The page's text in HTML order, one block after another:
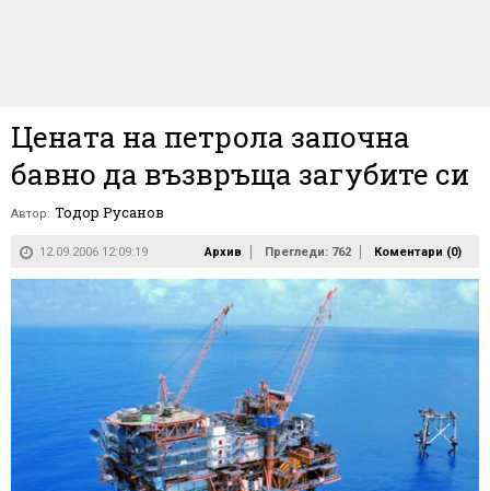
Цената на петрола започна
бавно да възвръща загубите си
Автор: Тодор Русанов
12.09.2006 12:09:19 Архив Прегледи: 762 Коментари (0)